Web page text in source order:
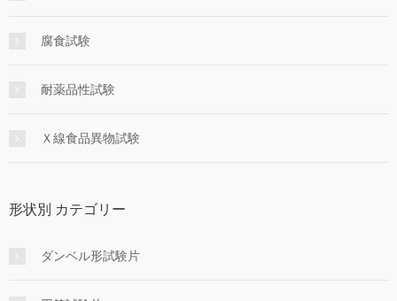
腐食試験
耐薬品性試験
Ｘ線食品異物試験
形状別 カテゴリー
ダンベル形試験片